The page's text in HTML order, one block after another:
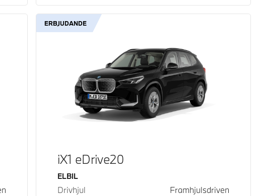
ERBJUDANDE
iX1 eDrive20
Bränsle
ELBIL
Drivhjul
Framhjulsdriven